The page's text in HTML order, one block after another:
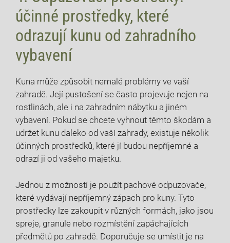
účinné prostředky, které
odrazují kunu od zahradního
vybavení
Kuna může způsobit nemalé problémy ve vaší
zahradě. Její pustošení se často projevuje nejen na
rostlinách, ale i na zahradním nábytku a jiném
vybavení. Pokud se chcete vyhnout těmto škodám a
udržet kunu daleko od vaší zahrady, existuje několik
účinných prostředků, které jí budou nepříjemné a
odrazí ji od vašeho majetku.
Jednou z možností je použít pachové odpuzovače,
které vydávají nepříjemný zápach pro kuny. Tyto
prostředky lze zakoupit v různých formách, jako jsou
spreje, granule nebo rozmístění zapáchajících
předmětů po zahradě. Doporučuje se umístit je na